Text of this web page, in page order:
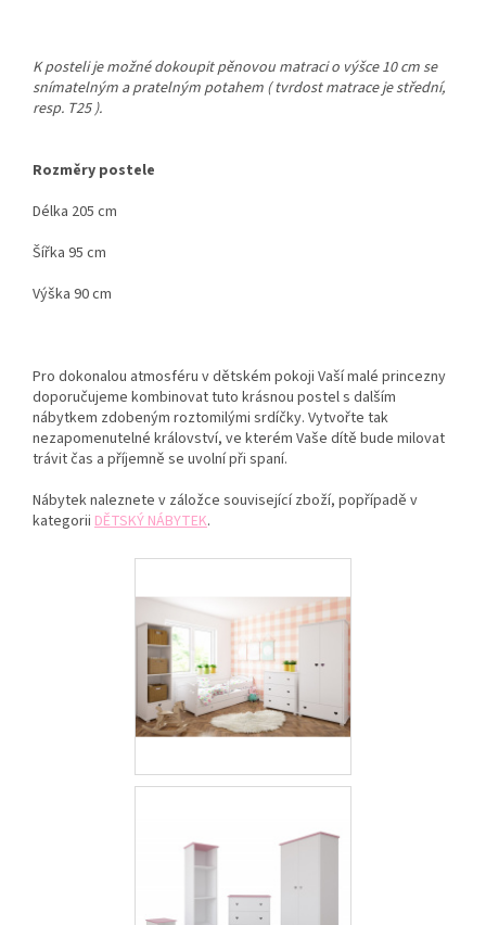
K posteli je možné dokoupit pěnovou matraci o výšce 10 cm se
snímatelným a pratelným potahem ( tvrdost matrace je střední,
resp. T25 ).
Rozměry postele
Délka 205 cm
Šířka 95 cm
Výška 90 cm
Pro dokonalou atmosféru v dětském pokoji Vaší malé princezny
doporučujeme kombinovat tuto krásnou postel s dalším
nábytkem zdobeným roztomilými srdíčky. Vytvořte tak
nezapomenutelné království, ve kterém Vaše dítě bude milovat
trávit čas a příjemně se uvolní při spaní.
Nábytek naleznete v záložce související zboží, popřípadě v
kategorii DĚTSKÝ NÁBYTEK.